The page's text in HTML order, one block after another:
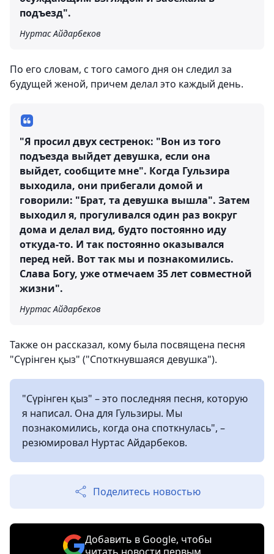
подъезд".
Нуртас Айдарбеков
По его словам, с того самого дня он следил за
будущей женой, причем делал это каждый день.
"Я просил двух сестренок: "Вон из того
подъезда выйдет девушка, если она
выйдет, сообщите мне". Когда Гульзира
выходила, они прибегали домой и
говорили: "Брат, та девушка вышла". Затем
выходил я, прогуливался один раз вокруг
дома и делал вид, будто постоянно иду
откуда-то. И так постоянно оказывался
перед ней. Вот так мы и познакомились.
Слава Богу, уже отмечаем 35 лет совместной
жизни".
Нуртас Айдарбеков
Также он рассказал, кому была посвящена песня
"Сүрінген қыз" ("Споткнувшаяся девушка").
"Сүрінген қыз" – это последняя песня, которую
я написал. Она для Гульзиры. Мы
познакомились, когда она споткнулась", –
резюмировал Нуртас Айдарбеков.
Поделитесь новостью
Добавить в Google, чтобы